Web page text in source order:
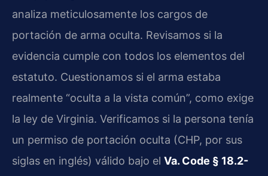
analiza meticulosamente los cargos de
portación de arma oculta. Revisamos si la
evidencia cumple con todos los elementos del
estatuto. Cuestionamos si el arma estaba
realmente “oculta a la vista común”, como exige
la ley de Virginia. Verificamos si la persona tenía
un permiso de portación oculta (CHP, por sus
siglas en inglés) válido bajo el Va. Code § 18.2-